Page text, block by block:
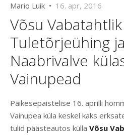
Mario Luik • 16. apr, 2016
Võsu Vabatahtlik
Tuletõrjeühing
Naabrivalve
Vainupead
Päikesepaistelise 16. aprilli
Vainupea küla keskel kaks
tulid päästeautos külla Võsu